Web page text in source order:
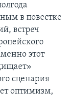
в повестке
встреч
этот
сценария
оптимизм,